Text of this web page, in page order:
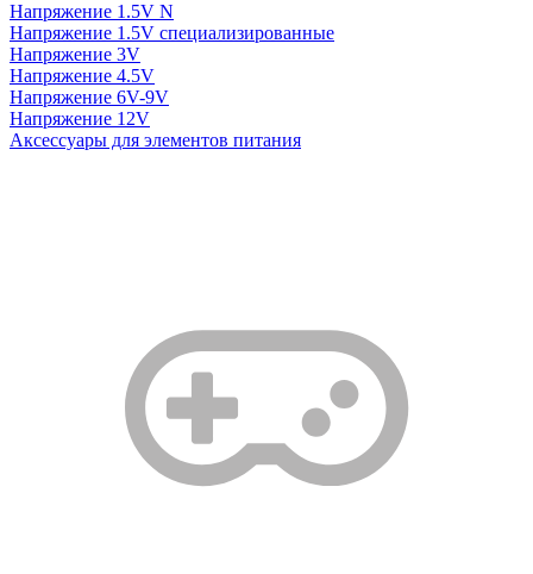
Напряжение 1.5V N
Напряжение 1.5V специализированные
Напряжение 3V
Напряжение 4.5V
Напряжение 6V-9V
Напряжение 12V
Аксессуары для элементов питания